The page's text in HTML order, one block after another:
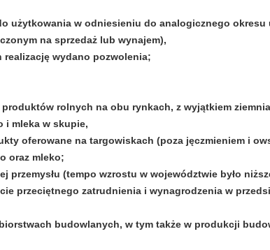
użytkowania w odniesieniu do analogicznego okresu
na sprzedaż lub wynajem),
wydano pozwolenia;
rolnych na obu rynkach, z wyjątkiem
i mleka w skupie,
oferowane na targowiskach (poza jęczmieniem i
oraz mleko;
przemysłu (tempo wzrostu w województwie było
przeciętnego zatrudnienia i wynagrodzenia w
budowlanych, w tym także w produkcji